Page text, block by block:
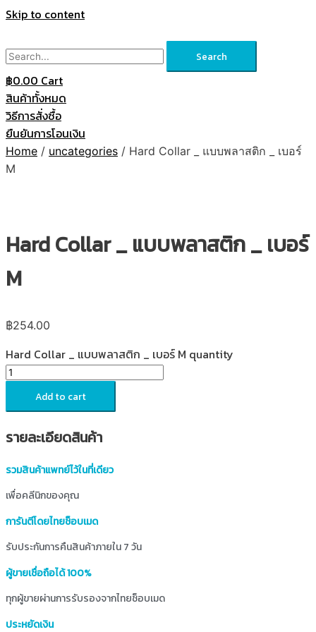
Skip to content
Search
฿0.00 Cart
สินค้าทั้งหมด
วิธีการสั่งซื้อ
ยืนยันการโอนเงิน
Home / uncategories / Hard Collar _ แบบพลาสติก _ เบอร์
M
Hard Collar _ แบบพลาสติก _ เบอร์
M
฿254.00
Hard Collar _ แบบพลาสติก _ เบอร์ M quantity
Add to cart
รายละเอียดสินค้า
รวมสินค้าแพทย์ไว้ในที่เดียว
เพื่อคลีนิกของคุณ
การันตีโดยไทยช็อบเมด
รับประกันการคืนสินค้าภายใน 7 วัน
ผู้ขายเชื่อถือได้ 100%
ทุกผู้ขายผ่านการรับรองจากไทยช็อบเมด
ประหยัดเงิน